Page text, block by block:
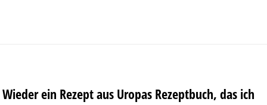
Wieder ein Rezept aus Uropas Rezeptbuch, das ich